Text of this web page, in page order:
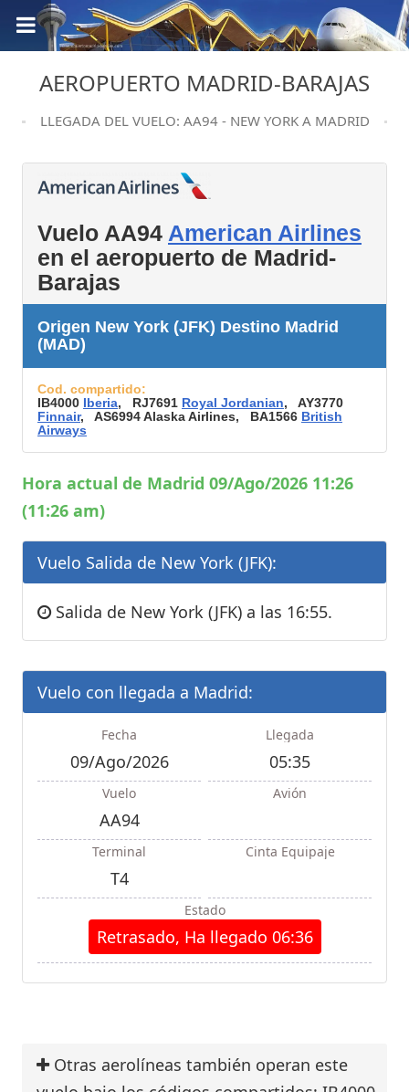
AEROPUERTO MADRID-BARAJAS
LLEGADA DEL VUELO: AA94 - NEW YORK A MADRID
Vuelo AA94 American Airlines
en el aeropuerto de Madrid-
Barajas
Origen New York (JFK) Destino Madrid
(MAD)
Cod. compartido:
IB4000 Iberia, RJ7691 Royal Jordanian, AY3770
Finnair, AS6994 Alaska Airlines, BA1566 British
Airways
Hora actual de Madrid 09/Ago/2026 11:26
(11:26 am)
Vuelo Salida de New York (JFK):
Salida de New York (JFK) a las 16:55.
Vuelo con llegada a Madrid:
Fecha
09/Ago/2026
Llegada
05:35
Vuelo
AA94
Avión
Terminal
T4
Cinta Equipaje
Estado
Retrasado, Ha llegado 06:36
Otras aerolíneas también operan este